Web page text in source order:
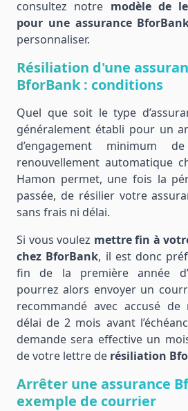
consultez notre modèle de
pour une assurance
personnaliser.
Résiliation d'une
BforBank : conditions
Quel que soit le type
généralement établi pour un
d’engagement minimum
renouvellement automatique
Hamon permet, une fois la
passée, de résilier votre
sans frais ni délai.
Si vous voulez mettre fin à
chez BforBank, il est donc
fin de la première année
pourrez alors envoyer un
recommandé avec accusé
délai de 2 mois avant
demande sera effective un
de votre lettre de résiliation
Arrêter une assurance
exemple de courrier